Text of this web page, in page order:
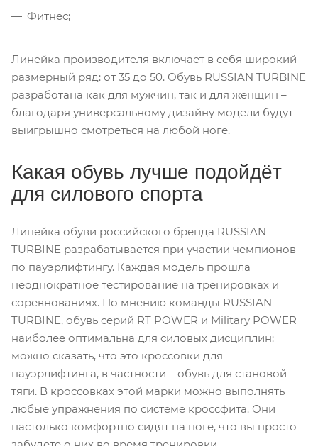
Фитнес;
Линейка производителя включает в себя широкий
размерный ряд: от 35 до 50. Обувь RUSSIAN TURBINE
разработана как для мужчин, так и для женщин –
благодаря универсальному дизайну модели будут
выигрышно смотреться на любой ноге.
Какая обувь лучше подойдёт
для силового спорта
Линейка обуви российского бренда RUSSIAN
TURBINE разрабатывается при участии чемпионов
по пауэрлифтингу. Каждая модель прошла
неоднократное тестирование на тренировках и
соревнованиях. По мнению команды RUSSIAN
TURBINE, обувь серий RT POWER и Military POWER
наиболее оптимальна для силовых дисциплин:
можно сказать, что это кроссовки для
пауэрлифтинга, в частности – обувь для становой
тяги. В кроссовках этой марки можно выполнять
любые упражнения по системе кроссфита. Они
настолько комфортно сидят на ноге, что вы просто